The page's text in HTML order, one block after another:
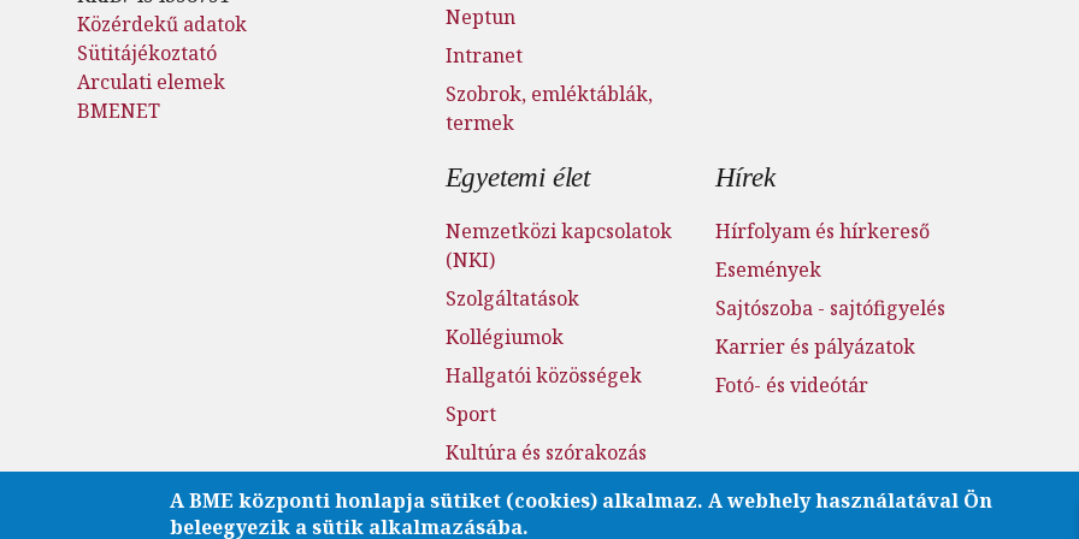
Közérdekű adatok
Sütitájékoztató
Arculati elemek
BMENET
Neptun
Intranet
Szobrok, emléktáblák,
termek
Egyetemi élet
Nemzetközi kapcsolatok
(NKI)
Szolgáltatások
Kollégiumok
Hallgatói közösségek
Sport
Kultúra és szórakozás
Fenntarthatóság
Családbarát BME
Hírek
Hírfolyam és hírkereső
Események
Sajtószoba - sajtófigyelés
Karrier és pályázatok
Fotó- és videótár
A BME központi honlapja sütiket (cookies) alkalmaz. A webhely használatával Ön
beleegyezik a sütik alkalmazásába.